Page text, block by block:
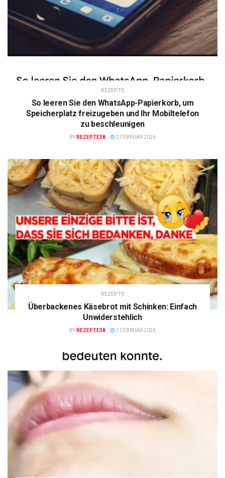
REZEPTE
So leeren Sie den WhatsApp-Papierkorb, um
Speicherplatz freizugeben und Ihr Mobiltelefon
zu beschleunigen
BY REZEPTE38 2 FEBRUAR 2026
REZEPTE
Überbackenes Käsebrot mit Schinken: Einfach
Unwiderstehlich
BY REZEPTE38 1 FEBRUAR 2026